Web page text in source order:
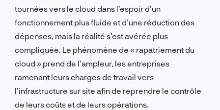
tournées vers le cloud dans l’espoir d’un
fonctionnement plus fluide et d’une réduction des
dépenses, mais la réalité s’est avérée plus
compliquée. Le phénomène de « rapatriement du
cloud » prend de l’ampleur, les entreprises
ramenant leurs charges de travail vers
l’infrastructure sur site afin de reprendre le contrôle
de leurs coûts et de leurs opérations.